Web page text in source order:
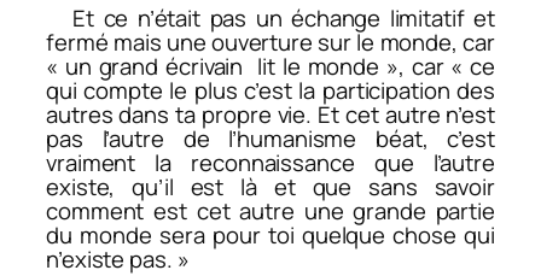
Et ce n’était pas un échange limitatif et
fermé mais une ouverture sur le monde, car
« un grand écrivain lit le monde », car « ce
qui compte le plus c’est la participation des
autres dans ta propre vie. Et cet autre n’est
pas l’autre de l’humanisme béat, c’est
vraiment la reconnaissance que l’autre
existe, qu’il est là et que sans savoir
comment est cet autre une grande partie
du monde sera pour toi quelque chose qui
n’existe pas. »